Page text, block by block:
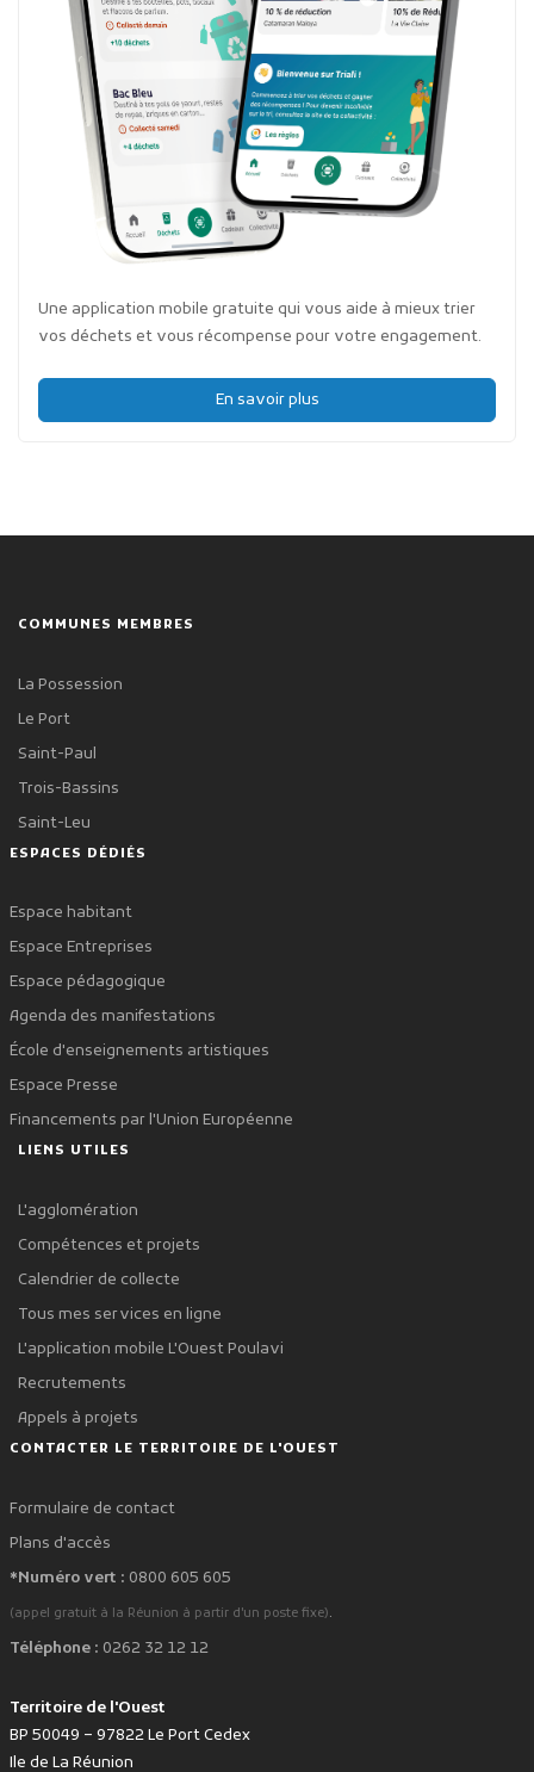
Une application mobile gratuite qui vous aide à mieux trier
vos déchets et vous récompense pour votre engagement.
En savoir plus
COMMUNES MEMBRES
La Possession
Le Port
Saint-Paul
Trois-Bassins
Saint-Leu
ESPACES DÉDIÉS
Espace habitant
Espace Entreprises
Espace pédagogique
Agenda des manifestations
École d'enseignements artistiques
Espace Presse
Financements par l'Union Européenne
LIENS UTILES
L'agglomération
Compétences et projets
Calendrier de collecte
Tous mes services en ligne
L'application mobile L'Ouest Poulavi
Recrutements
Appels à projets
CONTACTER LE TERRITOIRE DE L'OUEST
Formulaire de contact
Plans d'accès
*Numéro vert : 0800 605 605
(appel gratuit à la Réunion à partir d'un poste fixe).
Téléphone : 0262 32 12 12
Territoire de l'Ouest
BP 50049 – 97822 Le Port Cedex
Ile de La Réunion